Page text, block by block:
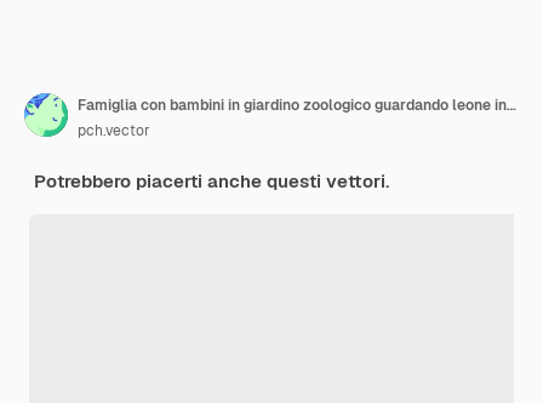
Famiglia con bambini in giardino zoologico guardando leone in gabbia piatta illustrazione vettoriale. Turisti del fumetto che camminano insieme nel parco di safari
pch.vector
Potrebbero piacerti anche questi vettori.